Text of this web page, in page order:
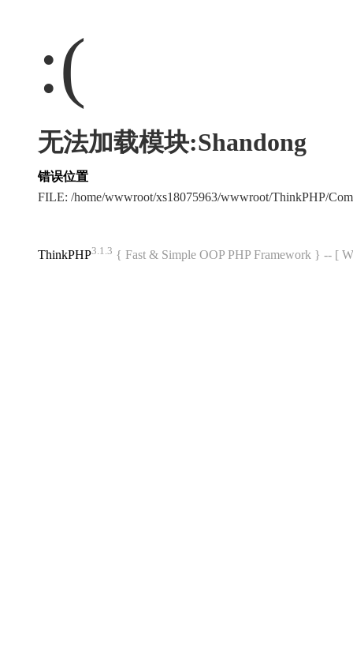
:(
无法加载模块:Shandong
错误位置
FILE: /home/wwwroot/xs18075963/wwwroot/ThinkPHP/
ThinkPHP3.1.3 { Fast & Simple OOP PHP Framework } -- [